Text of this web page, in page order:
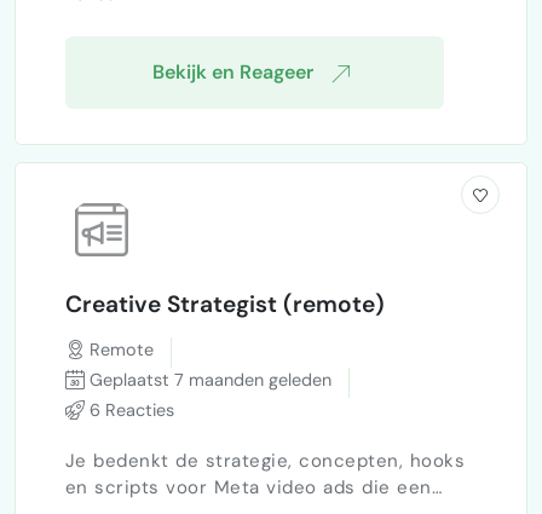
Bekijk en Reageer
Creative Strategist (remote)
Remote
Geplaatst 7 maanden geleden
6 Reacties
Je bedenkt de strategie, concepten, hooks
en scripts voor Meta video ads die een